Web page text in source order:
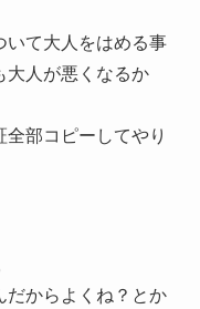
いて大人をはめる事
大人が悪くなるか
部コピーしてやり
だからよくね？とか